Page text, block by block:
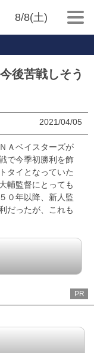
8/8(土)
後苦戦しそう
2021/04/05
Ａベイスターズが
で今季初勝利を飾
タイとなっていた
輔監督にとっても
０年以降、新人監
だったが、これも
PR